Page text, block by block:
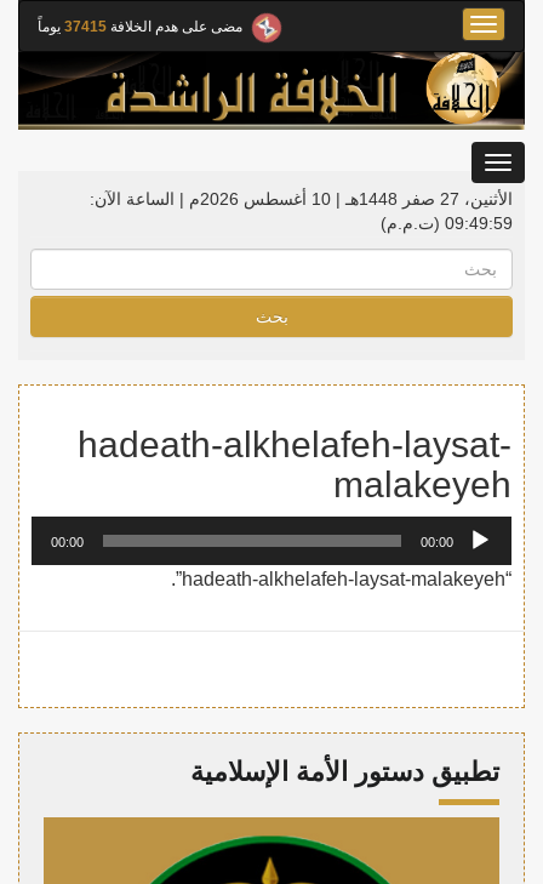
مضى على هدم الخلافة 37415 يوماً
Toggle
navigation
الأثنين، 27 صفر 1448هـ | 10 أغسطس 2026م |
الساعة الآن:
09:49:59 (ت.م.م)
بحث
hadeath-alkhelafeh-laysat-
malakeyeh
مشغل
00:00
00:00
“hadeath-alkhelafeh-laysat-malakeyeh”.
تطبيق دستور الأمة الإسلامية